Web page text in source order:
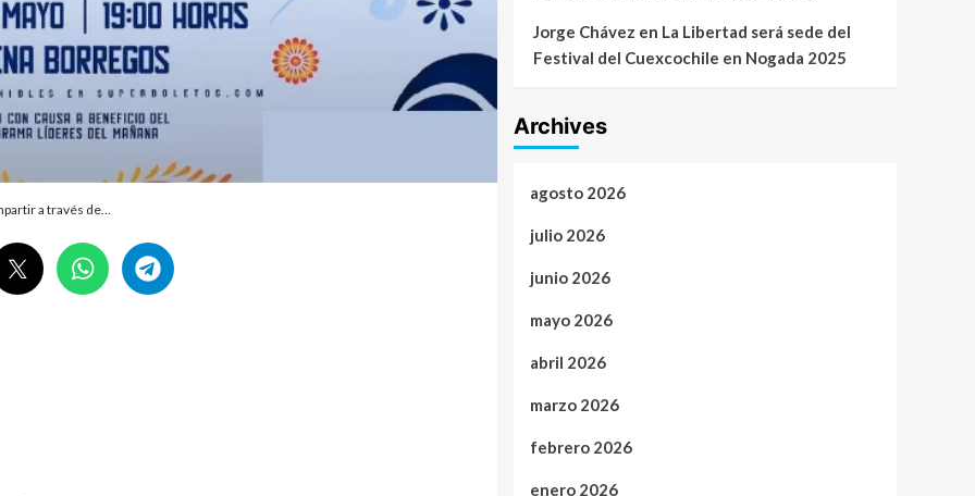
a través de…
Jorge Chávez en La Libertad será sede del
Festival del Cuexcochile en Nogada 2025
Archives
agosto 2026
julio 2026
junio 2026
mayo 2026
abril 2026
marzo 2026
febrero 2026
enero 2026